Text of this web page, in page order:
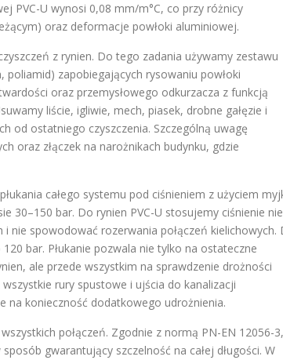
PVC-U wynosi 0,08 mm/m°C, co przy różnicy
oraz deformacje powłoki aluminiowej.
z rynien. Do tego zadania używamy zestawu
zapobiegających rysowaniu powłoki
oraz przemysłowego odkurzacza z funkcją
liście, igliwie, mech, piasek, drobne gałęzie i
od ostatniego czyszczenia. Szczególną uwagę
oraz złączek na narożnikach budynku, gdzie
całego systemu pod ciśnieniem z użyciem
30–150 bar. Do rynien PVC-U stosujemy ciśnienie nie
nie spowodować rozerwania połączeń kielichowych.
bar. Płukanie pozwala nie tylko na ostateczne
ale przede wszystkim na sprawdzenie drożności
rury spustowe i ujścia do kanalizacji
na konieczność dodatkowego udrożnienia.
połączeń. Zgodnie z normą PN-EN 12056-3,
gwarantujący szczelność na całej długości. W